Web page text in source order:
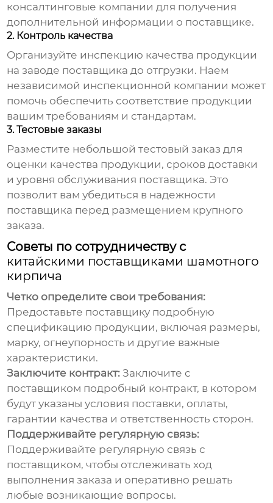
консалтинговые компании для получения
дополнительной информации о поставщике.
2. Контроль качества
Организуйте инспекцию качества продукции
на заводе поставщика до отгрузки. Наем
независимой инспекционной компании может
помочь обеспечить соответствие продукции
вашим требованиям и стандартам.
3. Тестовые заказы
Разместите небольшой тестовый заказ для
оценки качества продукции, сроков доставки
и уровня обслуживания поставщика. Это
позволит вам убедиться в надежности
поставщика перед размещением крупного
заказа.
Советы по сотрудничеству с
китайскими поставщиками шамотного
кирпича
Четко определите свои требования:
Предоставьте поставщику подробную
спецификацию продукции, включая размеры,
марку, огнеупорность и другие важные
характеристики.
Заключите контракт: Заключите с
поставщиком подробный контракт, в котором
будут указаны условия поставки, оплаты,
гарантии качества и ответственность сторон.
Поддерживайте регулярную связь:
Поддерживайте регулярную связь с
поставщиком, чтобы отслеживать ход
выполнения заказа и оперативно решать
любые возникающие вопросы.